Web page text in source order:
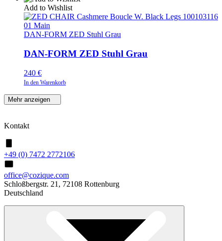
Add to Wishlist
DAN-FORM ZED Stuhl Grau
DAN-FORM ZED Stuhl Grau
240 €
In den Warenkorb
Mehr anzeigen
Kontakt
+49 (0) 7472 2772106
office@cozique.com
Schloßbergstr. 21, 72108 Rottenburg
Deutschland